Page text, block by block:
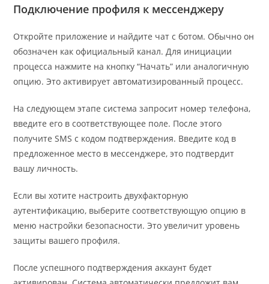
Подключение профиля к мессенджеру
Откройте приложение и найдите чат с ботом. Обычно он
обозначен как официальный канал. Для инициации
процесса нажмите на кнопку “Начать” или аналогичную
опцию. Это активирует автоматизированный процесс.
На следующем этапе система запросит номер телефона,
введите его в соответствующее поле. После этого
получите SMS с кодом подтверждения. Введите код в
предложенное место в мессенджере, это подтвердит
вашу личность.
Если вы хотите настроить двухфакторную
аутентификацию, выберите соответствующую опцию в
меню настройки безопасности. Это увеличит уровень
защиты вашего профиля.
После успешного подтверждения аккаунт будет